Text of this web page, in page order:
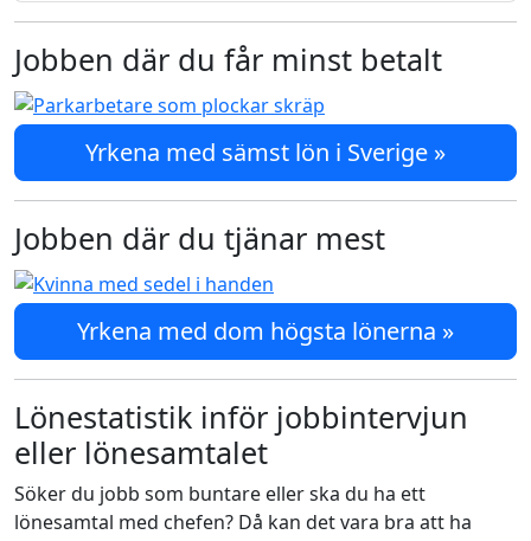
Jobben där du får minst betalt
Yrkena med sämst lön i Sverige »
Jobben där du tjänar mest
Yrkena med dom högsta lönerna »
Lönestatistik inför jobbintervjun
eller lönesamtalet
Söker du jobb som buntare eller ska du ha ett
lönesamtal med chefen? Då kan det vara bra att ha